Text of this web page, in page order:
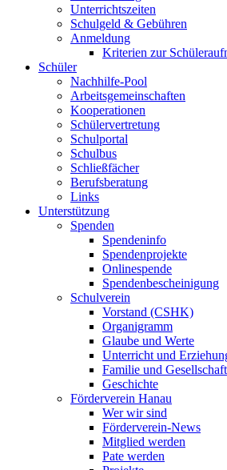
Unterrichtszeiten
Schulgeld & Gebühren
Anmeldung
Kriterien zur
Schüler
Nachhilfe-Pool
Arbeitsgemeinschaften
Kooperationen
Schülervertretung
Schulportal
Schulbus
Schließfächer
Berufsberatung
Links
Unterstützung
Spenden
Spendeninfo
Spendenprojekte
Onlinespende
Spendenbescheinigung
Schulverein
Vorstand (CSHK)
Organigramm
Glaube und Werte
Unterricht und
Familie und Gesellschaft
Geschichte
Förderverein Hanau
Wer wir sind
Förderverein-News
Mitglied werden
Pate werden